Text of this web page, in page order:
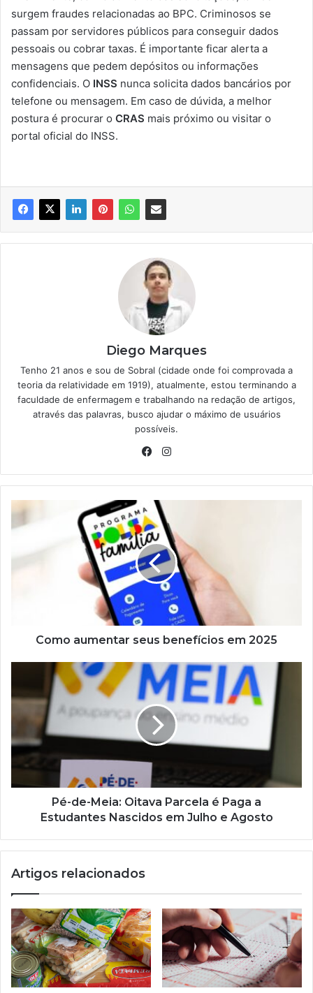
surgem fraudes relacionadas ao BPC. Criminosos se
passam por servidores públicos para conseguir dados
pessoais ou cobrar taxas. É importante ficar alerta a
mensagens que pedem depósitos ou informações
confidenciais. O INSS nunca solicita dados bancários por
telefone ou mensagem. Em caso de dúvida, a melhor
postura é procurar o CRAS mais próximo ou visitar o
portal oficial do INSS.
Diego Marques
Tenho 21 anos e sou de Sobral (cidade onde foi comprovada a
teoria da relatividade em 1919), atualmente, estou terminando a
faculdade de enfermagem e trabalhando na redação de artigos,
através das palavras, busco ajudar o máximo de usuários
possíveis.
Facebook
benefícios
Como aumentar seus benefícios em 2025
Meia:
Parcela
é
Paga
a
Estudantes
Pé-de-Meia: Oitava Parcela é Paga a
Estudantes Nascidos em Julho e Agosto
Artigos relacionados